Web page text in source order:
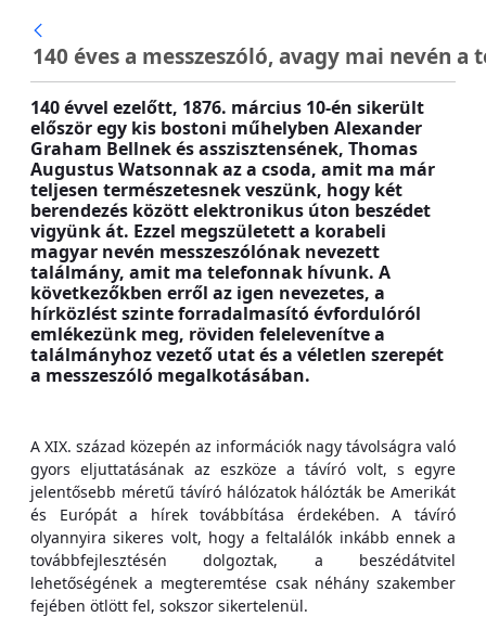
Ugrás a fő tartalomhoz
140 éves a messzeszóló, avagy mai nevén a
140 évvel ezelőtt, 1876. március 10-én sikerült
először egy kis bostoni műhelyben Alexander
Graham Bellnek és asszisztensének, Thomas
Augustus Watsonnak az a csoda, amit ma már
teljesen természetesnek veszünk, hogy két
berendezés között elektronikus úton beszédet
vigyünk át. Ezzel megszületett a korabeli
magyar nevén messzeszólónak nevezett
találmány, amit ma telefonnak hívunk. A
következőkben erről az igen nevezetes, a
hírközlést szinte forradalmasító évfordulóról
emlékezünk meg, röviden felelevenítve a
találmányhoz vezető utat és a véletlen szerepét
a messzeszóló megalkotásában.
A XIX. század közepén az információk nagy távolságra való
gyors eljuttatásának az eszköze a távíró volt, s egyre
jelentősebb méretű távíró hálózatok hálózták be Amerikát
és Európát a hírek továbbítása érdekében. A távíró
olyannyira sikeres volt, hogy a feltalálók inkább ennek a
továbbfejlesztésén dolgoztak, a beszédátvitel
lehetőségének a megteremtése csak néhány szakember
fejében ötlött fel, sokszor sikertelenül.